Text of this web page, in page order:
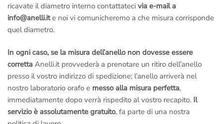
ricavate il diametro interno contattateci via e-mail a
info@anelli.ite noi vi comunicheremo a che misura corrisponde
quel diametro.
In ogni caso, se la misura dell’anello non dovesse essere
corretta Anelli.it provvederà a prenotare un ritiro dell’anello
presso il vostro indirizzo di spedizione; l’anello arriverà nel
nostro laboratorio orafo e messo alla misura perfetta,
immediatamente dopo verrà rispedito al vostro recapito. Il
servizio è assolutamente gratuito, fa parte di una nostra